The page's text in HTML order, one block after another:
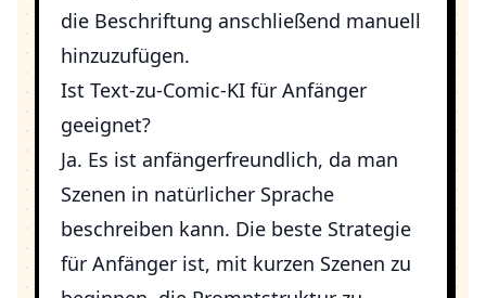
die Beschriftung anschließend manuell
hinzuzufügen.
Ist Text-zu-Comic-KI für Anfänger
geeignet?
Ja. Es ist anfängerfreundlich, da man
Szenen in natürlicher Sprache
beschreiben kann. Die beste Strategie
für Anfänger ist, mit kurzen Szenen zu